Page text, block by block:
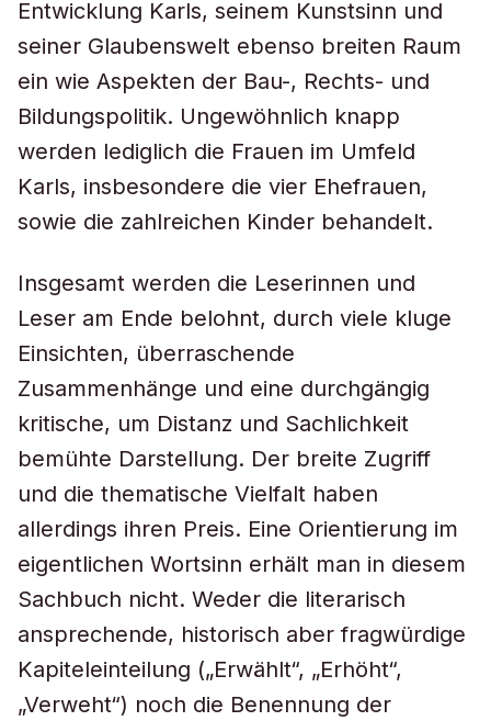
Entwicklung Karls, seinem Kunstsinn und
seiner Glaubenswelt ebenso breiten Raum
ein wie Aspekten der Bau-, Rechts- und
Bildungspolitik. Ungewöhnlich knapp
werden lediglich die Frauen im Umfeld
Karls, insbesondere die vier Ehefrauen,
sowie die zahlreichen Kinder behandelt.
Insgesamt werden die Leserinnen und
Leser am Ende belohnt, durch viele kluge
Einsichten, überraschende
Zusammenhänge und eine durchgängig
kritische, um Distanz und Sachlichkeit
bemühte Darstellung. Der breite Zugriff
und die thematische Vielfalt haben
allerdings ihren Preis. Eine Orientierung im
eigentlichen Wortsinn erhält man in diesem
Sachbuch nicht. Weder die literarisch
ansprechende, historisch aber fragwürdige
Kapiteleinteilung („Erwählt“, „Erhöht“,
„Verweht“) noch die Benennung der